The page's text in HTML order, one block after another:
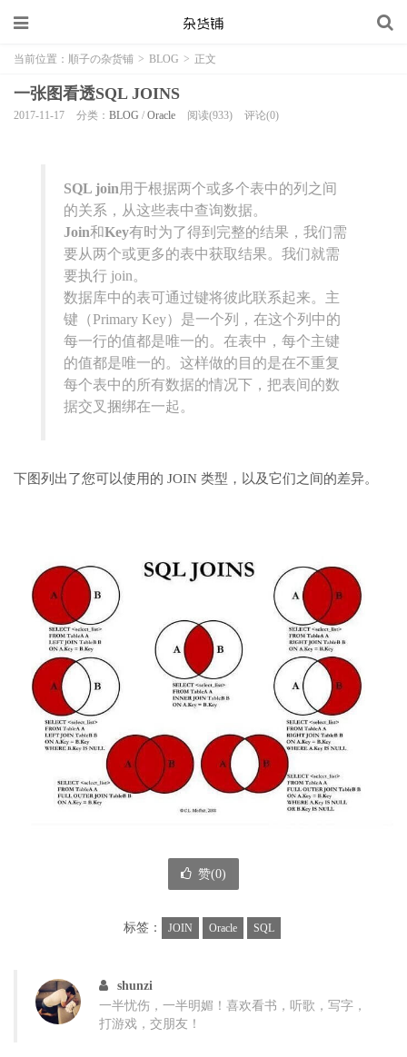
当前位置： 順子の杂货铺 > BLOG > 正文
一张图看透SQL JOINS
2017-11-17 分类： BLOG / Oracle 阅读(933) 评论(0)
SQL join用于根据两个或多个表中的列之间
的关系，从这些表中查询数据。
Join和Key有时为了得到完整的结果，我们需
要从两个或更多的表中获取结果。我们就需
要执行 join。
数据库中的表可通过键将彼此联系起来。主
键（Primary Key）是一个列，在这个列中的
每一行的值都是唯一的。在表中，每个主键
的值都是唯一的。这样做的目的是在不重复
每个表中的所有数据的情况下，把表间的数
据交叉捆绑在一起。
下图列出了您可以使用的 JOIN 类型，以及它们之间的差异。
赞(0)
标签： JOIN Oracle SQL
shunzi
一半忧伤，一半明媚！喜欢看书，听歌，写字，
打游戏，交朋友！